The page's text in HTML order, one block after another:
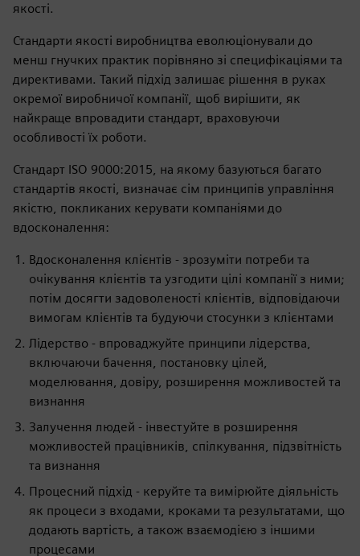
якості.
Стандарти якості виробництва еволюціонували до
менш гнучких практик порівняно зі специфікаціями та
директивами. Такий підхід залишає рішення в руках
окремої виробничої компанії, щоб вирішити, як
найкраще впровадити стандарт, враховуючи
особливості їх роботи.
Стандарт ISO 9000:2015, на якому базуються багато
стандартів якості, визначає сім принципів управління
якістю, покликаних керувати компаніями до
вдосконалення:
Вдосконалення клієнтів - зрозуміти потреби та
очікування клієнтів та узгодити цілі компанії з ними;
потім досягти задоволеності клієнтів, відповідаючи
вимогам клієнтів та будуючи стосунки з клієнтами
Лідерство - впроваджуйте принципи лідерства,
включаючи бачення, постановку цілей,
моделювання, довіру, розширення можливостей та
визнання
Залучення людей - інвестуйте в розширення
можливостей працівників, спілкування, підзвітність
та визнання
Процесний підхід - керуйте та вимірюйте діяльність
як процеси з входами, кроками та результатами, що
додають вартість, а також взаємодією з іншими
процесами